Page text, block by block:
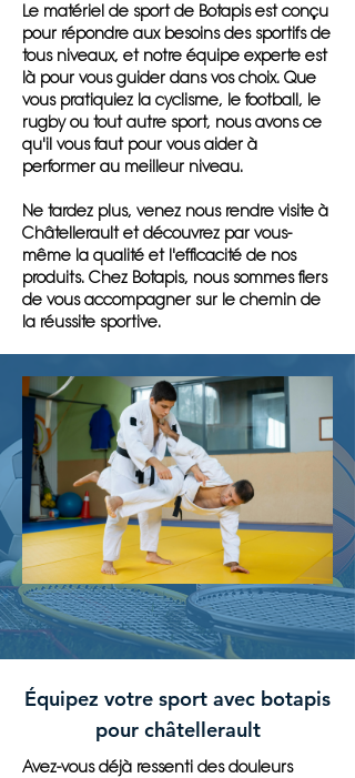
Le matériel de sport de Botapis est conçu
pour répondre aux besoins des sportifs de
tous niveaux, et notre équipe experte est
là pour vous guider dans vos choix. Que
vous pratiquiez la cyclisme, le football, le
rugby ou tout autre sport, nous avons ce
qu'il vous faut pour vous aider à
performer au meilleur niveau.
Ne tardez plus, venez nous rendre visite à
Châtellerault et découvrez par vous-
même la qualité et l'efficacité de nos
produits. Chez Botapis, nous sommes fiers
de vous accompagner sur le chemin de
la réussite sportive.
Équipez votre sport avec botapis
pour châtellerault
Avez-vous déjà ressenti des douleurs